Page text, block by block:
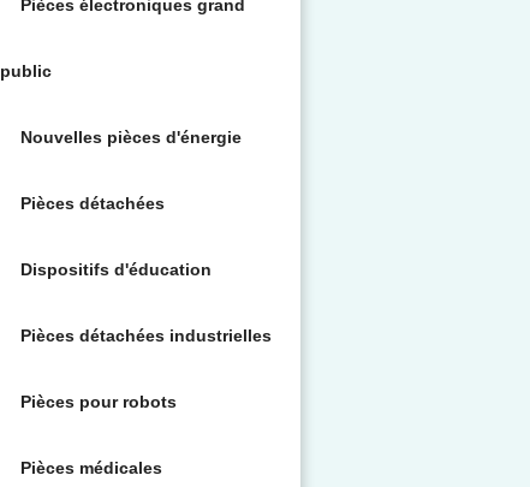
Pièces électroniques grand
public
Nouvelles pièces d'énergie
Pièces détachées
Dispositifs d'éducation
Pièces détachées industrielles
Pièces pour robots
Pièces médicales